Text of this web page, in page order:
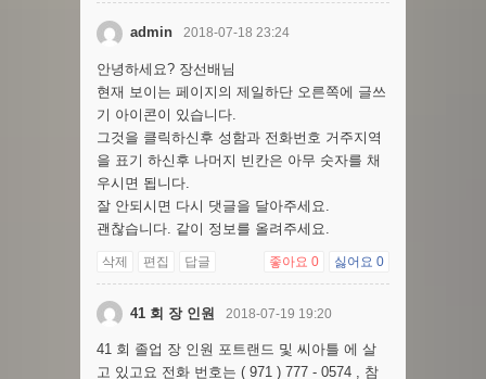
admin 2018-07-18 23:24
안녕하세요? 장선배님
현재 보이는 페이지의 제일하단 오른쪽에 글쓰
기 아이콘이 있습니다.
그것을 클릭하신후 성함과 전화번호 거주지역
을 표기 하신후 나머지 빈칸은 아무 숫자를 채
우시면 됩니다.
잘 안되시면 다시 댓글을 달아주세요.
괜찮습니다. 같이 정보를 올려주세요.
삭제 편집 답글 좋아요 0 싫어요 0
41 회 장 인원 2018-07-19 19:20
41 회 졸업 장 인원 포트랜드 및 씨아틀 에 살
고 있고요 전화 번호는 ( 971 ) 777 - 0574 , 참